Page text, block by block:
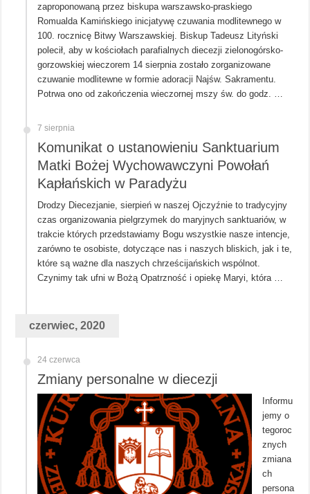
zaproponowaną przez biskupa warszawsko-praskiego
Romualda Kamińskiego inicjatywę czuwania modlitewnego w
100. rocznicę Bitwy Warszawskiej. Biskup Tadeusz Lityński
polecił, aby w kościołach parafialnych diecezji zielonogórsko-
gorzowskiej wieczorem 14 sierpnia zostało zorganizowane
czuwanie modlitewne w formie adoracji Najśw. Sakramentu.
Potrwa ono od zakończenia wieczornej mszy św. do godz. …
7 sierpnia
Komunikat o ustanowieniu Sanktuarium
Matki Bożej Wychowawczyni Powołań
Kapłańskich w Paradyżu
Drodzy Diecezjanie, sierpień w naszej Ojczyźnie to tradycyjny
czas organizowania pielgrzymek do maryjnych sanktuariów, w
trakcie których przedstawiamy Bogu wszystkie nasze intencje,
zarówno te osobiste, dotyczące nas i naszych bliskich, jak i te,
które są ważne dla naszych chrześcijańskich wspólnot.
Czynimy tak ufni w Bożą Opatrzność i opiekę Maryi, która …
czerwiec, 2020
24 czerwca
Zmiany personalne w diecezji
Informu
jemy o
tegoroc
znych
zmiana
ch
persona